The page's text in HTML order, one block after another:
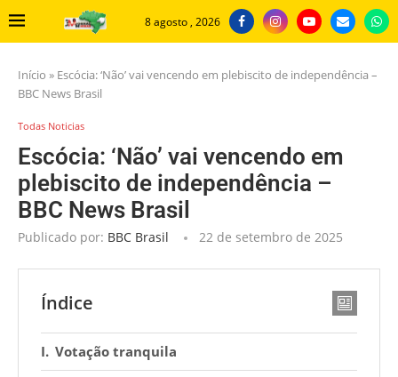
8 agosto , 2026
Início » Escócia: ‘Não’ vai vencendo em plebiscito de independência –
BBC News Brasil
Todas Noticias
Escócia: ‘Não’ vai vencendo em
plebiscito de independência –
BBC News Brasil
Publicado por: BBC Brasil 22 de setembro de 2025
Índice
Votação tranquila